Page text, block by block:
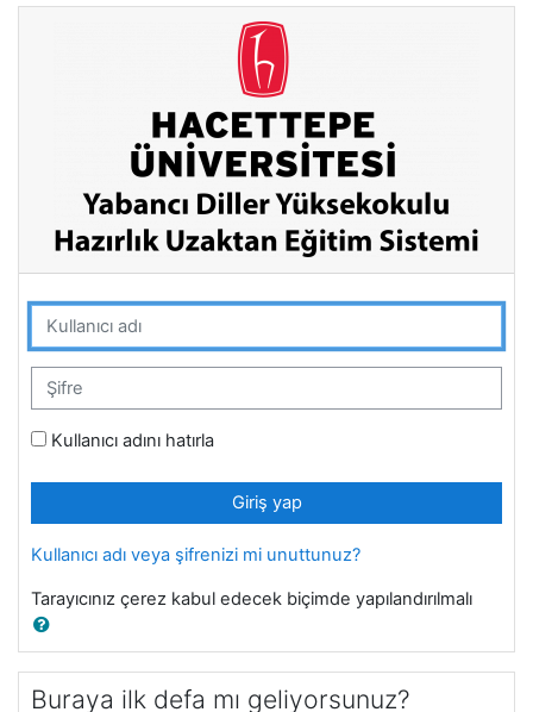
Ana içeriğe git
Kullanıcı adı
Şifre
Kullanıcı adını hatırla
Giriş yap
Kullanıcı adı veya şifrenizi mi unuttunuz?
Tarayıcınız çerez kabul edecek biçimde yapılandırılmalı
Buraya ilk defa mı geliyorsunuz?